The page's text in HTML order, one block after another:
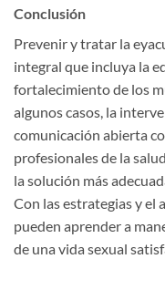
Conclusión
Prevenir y tratar la
integral que incluya la
fortalecimiento de los
algunos casos, la
comunicación abierta
profesionales de la
la solución más
Con las estrategias y el
pueden aprender a
de una vida sexual